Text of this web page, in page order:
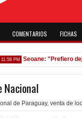
COMENTARIOS FICHAS
Seoane: "Prefiero dejar la
Nacional
de Paraguay, venta de